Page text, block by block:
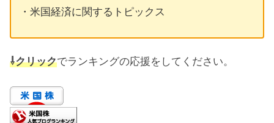
・米国経済に関するトピックス
⇩クリックでランキングの応援をしてください。